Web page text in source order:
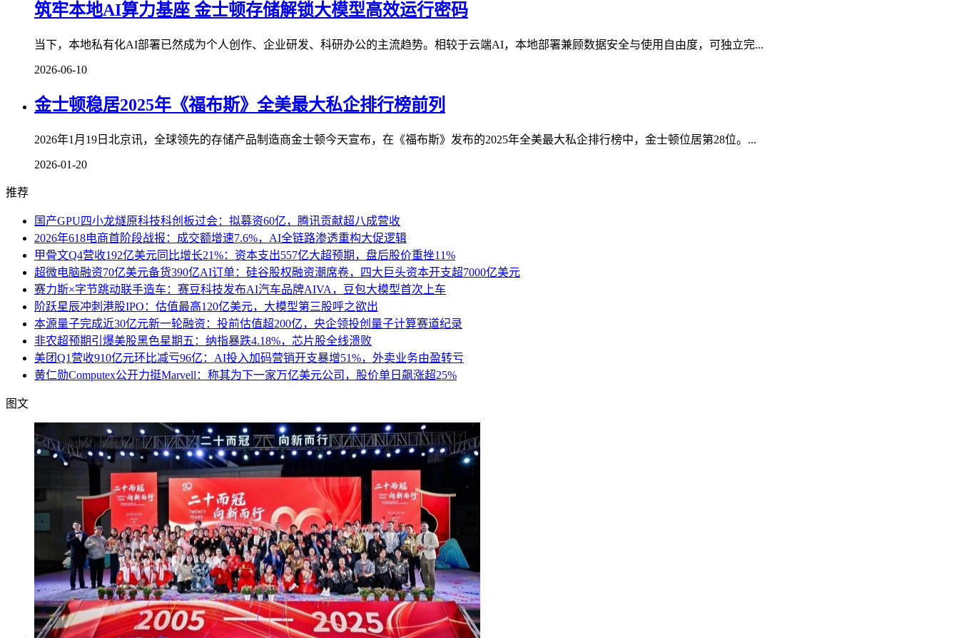
筑牢本地AI算力基座 金士顿存储解锁大模型高效运行密码
当下，本地私有化AI部署已然成为个人创作、企业研发、科研办公的主流趋势。相较于云端AI，本地部署兼顾数据安全与使用自由度，可独立完...
2026-06-10
金士顿稳居2025年《福布斯》全美最大私企排行榜前列
2026年1月19日北京讯，全球领先的存储产品制造商金士顿今天宣布，在《福布斯》发布的2025年全美最大私企排行榜中，金士顿位居第28位。...
2026-01-20
推荐
国产GPU四小龙燧原科技科创板过会：拟募资60亿，腾讯贡献超八成营收
2026年618电商首阶段战报：成交额增速7.6%，AI全链路渗透重构大促逻辑
甲骨文Q4营收192亿美元同比增长21%：资本支出557亿大超预期，盘后股价重挫11%
超微电脑融资70亿美元备货390亿AI订单：硅谷股权融资潮席卷，四大巨头资本开支超7000亿美元
赛力斯×字节跳动联手造车：赛豆科技发布AI汽车品牌AIVA，豆包大模型首次上车
阶跃星辰冲刺港股IPO：估值最高120亿美元，大模型第三股呼之欲出
本源量子完成近30亿元新一轮融资：投前估值超200亿，央企领投创量子计算赛道纪录
非农超预期引爆美股黑色星期五：纳指暴跌4.18%，芯片股全线溃败
美团Q1营收910亿元环比减亏96亿：AI投入加码营销开支暴增51%，外卖业务由盈转亏
黄仁勋Computex公开力挺Marvell：称其为下一家万亿美元公司，股价单日飙涨超25%
图文